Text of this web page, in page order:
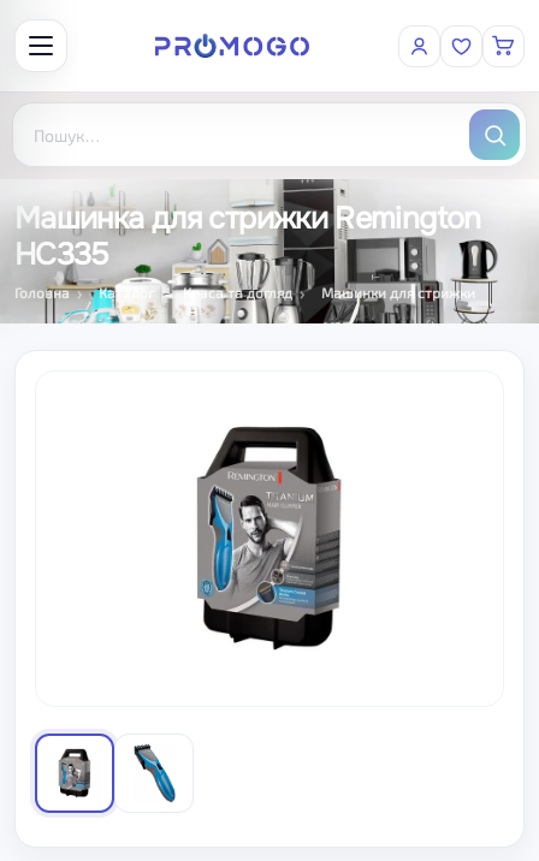
Машинка для стрижки Remington
HC335
Головна Каталог Краса та догляд Машинки для стрижки